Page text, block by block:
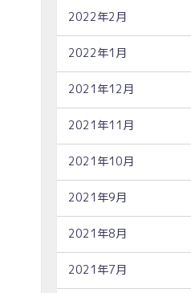
2022年2月
2022年1月
2021年12月
2021年11月
2021年10月
2021年9月
2021年8月
2021年7月